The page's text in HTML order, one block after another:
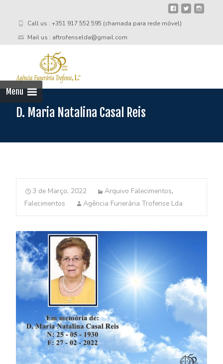
Call us : +351 917 552 595 (chamada para rede móvel)
Mail us : aftrofenselda@gmail.com
Menu
D. Maria Natalina Casal Reis
3 de Março, 2022 Arquivo Falecimentos,
Falecimentos
Agência Funerária Trofense Lda